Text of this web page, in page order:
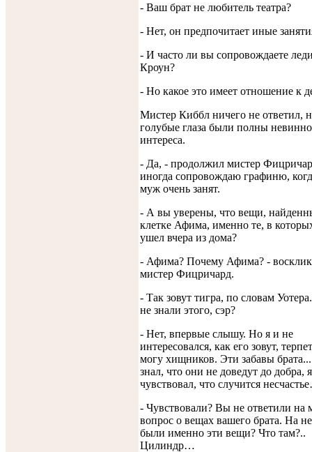
- Ваш брат не любитель театра?
- Нет, он предпочитает иные
- И часто ли вы сопровождаете
Кроун?
- Но какое это имеет отношение к
Мистер Киббл ничего не ответил,
голубые глаза были полны
интереса.
- Да, - продолжил мистер
иногда сопровождаю графиню,
муж очень занят.
- А вы уверены, что вещи,
клетке Афима, именно те, в
ушел вчера из дома?
- Афима? Почему Афима? -
мистер Фицричард.
- Так зовут тигра, по словам
не знали этого, сэр?
- Нет, впервые слышу. Но я и не
интересовался, как его зовут,
могу хищников. Эти забавы брата...
знал, что они не доведут до добра, я
чувствовал, что случится
- Чувствовали? Вы не ответили на
вопрос о вещах вашего брата. На
были именно эти вещи? Что там?..
Цилиндр…